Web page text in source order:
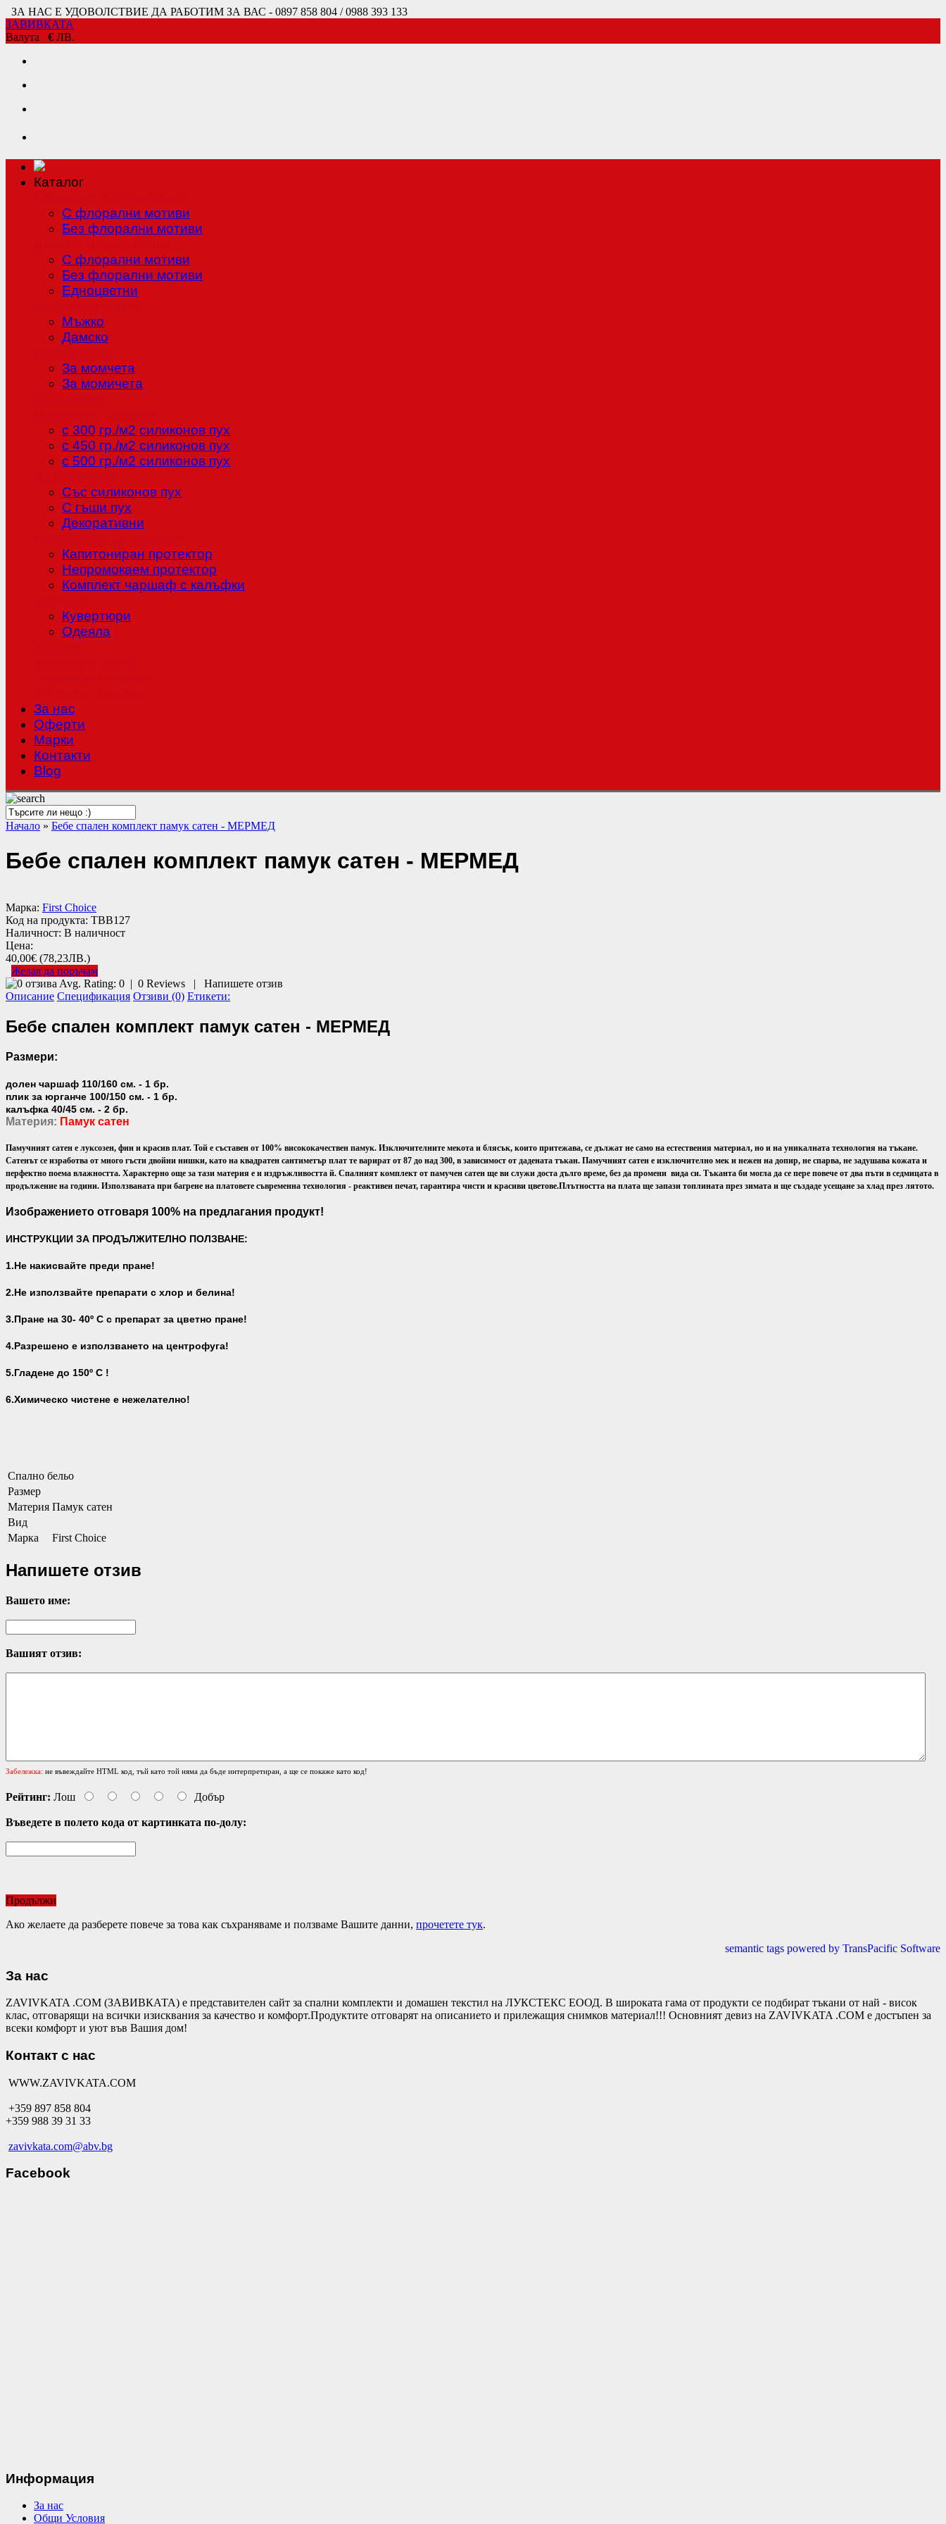
ЗА НАС Е УДОВОЛСТВИЕ ДА РАБОТИМ ЗА ВАС - 0897 858 804 / 0988 393 133
ЗАВИВКАТА
Валута € ЛВ.
Каталог
С флорални мотиви
Без флорални мотиви
С флорални мотиви
Без флорални мотиви
Едноцветни
Мъжко
Дамско
За момчета
За момичета
с 300 гр./м2 силиконов пух
с 450 гр./м2 силиконов пух
с 500 гр./м2 силиконов пух
Със силиконов пух
С гъши пух
Декоративни
Капитониран протектор
Непромокаем протектор
Комплект чаршаф с калъфки
Кувертюри
Одеяла
За нас
Оферти
Mарки
Контакти
Blog
Начало » Бебе спален комплект памук сатен - МЕРМЕД
Бебе спален комплект памук сатен - МЕРМЕД
Марка: First Choice
Код на продукта: TBB127
Наличност: В наличност
Цена:
40,00€ (78,23ЛВ.)
Желая да поръчам
Avg. Rating: 0 | 0 Reviews | Напишете отзив
Описание Спецификация Отзиви (0) Етикети:
Бебе спален комплект памук сатен - МЕРМЕД
Размери:
долен чаршаф 110/160 см. - 1 бр.
плик за юрганче 100/150 см. - 1 бр.
калъфка 40/45 см. - 2 бр.
Материя: Памук сатен
Памучният сатен е луксозен, фин и красив плат. Той е съставен от 100% висококачествен памук. Изключителните мекота и блясък, които притежава, се дължат не само на естествения материал, но и на уникалната технология на тъкане.
Сатенът се изработва от много гъсти двойни нишки, като на квадратен сантиметър плат те варират от 87 до над 300, в зависимост от дадената тъкан. Памучният сатен е изключително мек и нежен на допир, не спарва, не задушава кожата и
перфектно поема влажността. Характерно още за тази материя е и издръжливостта й. Спалният комплект от памучен сатен ще ви служи доста дълго време, без да промени вида си. Тъканта би могла да се пере повече от два пъти в седмицата в
продължение на години. Използваната при багрене на платовете съвременна технология - реактивен печат, гарантира чисти и красиви цветове.Плътността на плата ще запази топлината през зимата и ще създаде усещане за хлад през лятото.
Изображението отговаря 100% на предлагания продукт!
ИНСТРУКЦИИ ЗА ПРОДЪЛЖИТЕЛНО ПОЛЗВАНЕ:
1.Не накисвайте преди пране!
2.Не използвайте препарати с хлор и белина!
3.Пране на 30- 40º С с препарат за цветно пране!
4.Разрешено е използването на центрофуга!
5.Гладене до 150º С !
6.Химическо чистене е нежелателно!
Спално бельо
Размер
Материя Памук сатен
Вид
Марка
First Choice
Напишете отзив
Вашето име:
Вашият отзив:
Забележка: не въвеждайте HTML код, тъй като той няма да бъде интерпретиран, а ще се покаже като код!
Рейтинг: Лош Добър
Въведете в полето кода от картинката по-долу:
Продължи
Ако желаете да разберете повече за това как съхраняваме и ползваме Вашите данни, прочетете тук.
semantic tags powered by TransPacific Software
За нас
ZAVIVKATA .COM (ЗАВИВКАТА) е представителен сайт за спални комплекти и домашен текстил на ЛУКСТЕКС ЕООД. В широката гама от продукти се подбират тъкани от най - висок
клас, отговарящи на всички изисквания за качество и комфорт.Продуктите отговарят на описанието и прилежащия снимков материал!!! Основният девиз на ZAVIVKATA .COM е достъпен за
всеки комфорт и уют във Вашия дом!
Контакт с нас
WWW.ZAVIVKATA.COM
+359 897 858 804
+359 988 39 31 33
zavivkata.com@abv.bg
Facebook
Информация
За нас
Общи Условия